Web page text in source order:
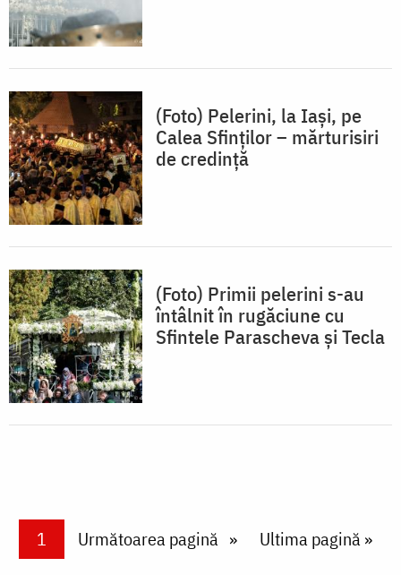
(Foto) Pelerini, la Iași, pe
Calea Sfinților – mărturisiri
de credință
(Foto) Primii pelerini s-au
întâlnit în rugăciune cu
Sfintele Parascheva și Tecla
PaginareCurrent page
1 Next page
Următoarea pagină Last page
Ultima pagină »